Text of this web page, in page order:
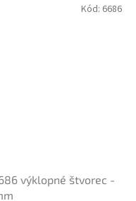
výklopné štvorec -
Kód: 6686